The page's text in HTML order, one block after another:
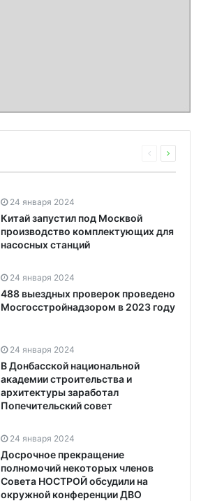
24 января 2024
Китай запустил под Москвой
производство комплектующих для
насосных станций
24 января 2024
488 выездных проверок проведено
Мосгосстройнадзором в 2023 году
24 января 2024
В Донбасской национальной
академии строительства и
архитектуры заработал
Попечительский совет
24 января 2024
Досрочное прекращение
полномочий некоторых членов
Совета НОСТРОЙ обсудили на
окружной конференции ДВО